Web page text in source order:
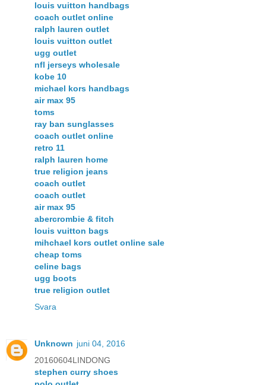
louis vuitton handbags
coach outlet online
ralph lauren outlet
louis vuitton outlet
ugg outlet
nfl jerseys wholesale
kobe 10
michael kors handbags
air max 95
toms
ray ban sunglasses
coach outlet online
retro 11
ralph lauren home
true religion jeans
coach outlet
coach outlet
air max 95
abercrombie & fitch
louis vuitton bags
mihchael kors outlet online sale
cheap toms
celine bags
ugg boots
true religion outlet
Svara
Unknown juni 04, 2016
20160604LINDONG
stephen curry shoes